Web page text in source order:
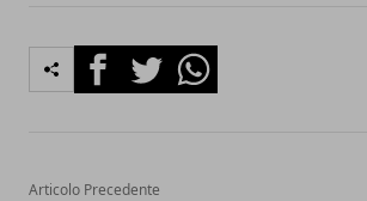
FacebookTwitterWhatsapp
Articolo Precedente